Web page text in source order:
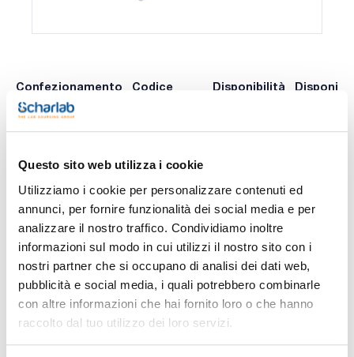
Questo sito web utilizza i cookie
Utilizziamo i cookie per personalizzare contenuti ed
annunci, per fornire funzionalità dei social media e per
analizzare il nostro traffico. Condividiamo inoltre
informazioni sul modo in cui utilizzi il nostro sito con i
nostri partner che si occupano di analisi dei dati web,
pubblicità e social media, i quali potrebbero combinarle
con altre informazioni che hai fornito loro o che hanno
raccolto dal tuo utilizzo dei loro servizi.
Confezionamento Codice
Disponibilità
CF2STAF240 Disponibile
Stampa pagina prodotto
Caratteristiche
Diametro (mm) : 240
Assorbimento tipico (μm) : 34-42
Piano/Piegato : Piegato
Conf. (unità) : 100
Fogli di carta da filtro per analisi di routine. Cellulosa di alta
qualità e contenuto di ceneri inferiore allo 0,3%.
Vedi di più